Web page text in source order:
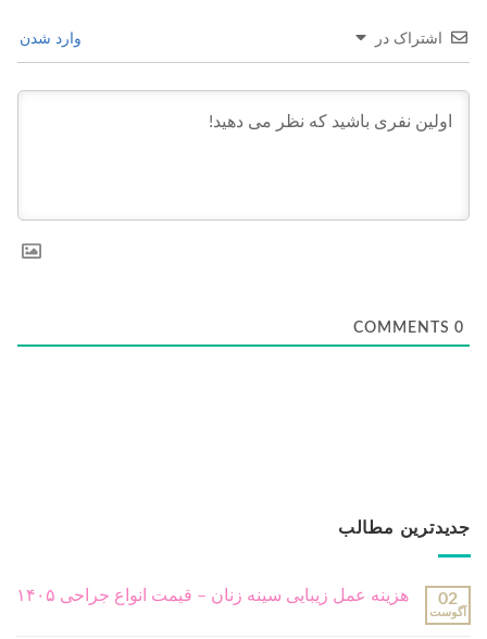
اشتراک در وارد شدن
0
جدیدترین مطالب
02
آگوست
هزینه عمل زیبایی سینه زنان – قیمت انواع جراحی ۱۴۰۵